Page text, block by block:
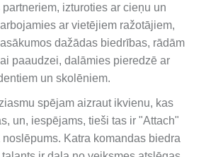
izturoties ar cieņu un
ar vietējiem ražotājiem,
dažādas biedrības, rādām
paaudzei, dalāmies pieredzē ar
un skolēniem.
spējam aizraut ikvienu, kas
un, iespējams, tieši tas ir "Attach"
Katra komandas biedra